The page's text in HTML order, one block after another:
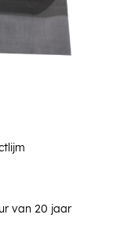
van 20 jaar